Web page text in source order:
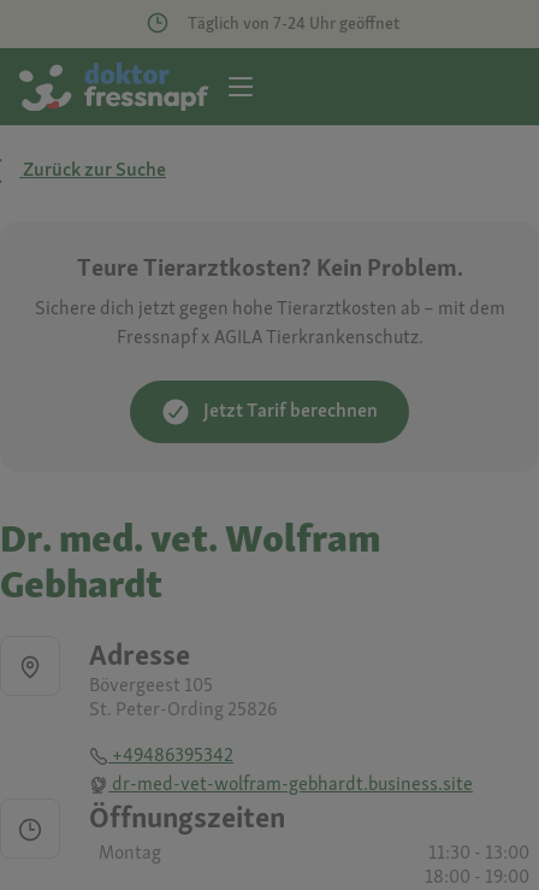
Täglich von 7-24 Uhr geöffnet
Zurück zur Suche
Teure Tierarztkosten? Kein Problem.
Sichere dich jetzt gegen hohe Tierarztkosten ab – mit dem
Fressnapf x AGILA Tierkrankenschutz.
Jetzt Tarif berechnen
Dr. med. vet. Wolfram
Gebhardt
Adresse
Bövergeest 105
St. Peter-Ording 25826
+49486395342
dr-med-vet-wolfram-gebhardt.business.site
Öffnungszeiten
Montag
11:30 - 13:00
18:00 - 19:00